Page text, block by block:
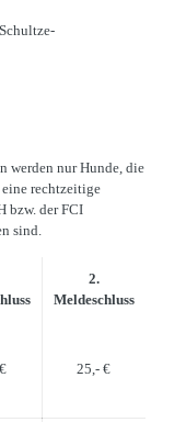
werden nur Hunde, die
rechtzeitige
bzw. der FCI
sind.
2.
Meldeschluss
25,- €